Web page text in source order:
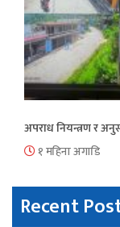
अपराध नियन्त्रण र
१ महिना अगाडि
Recent